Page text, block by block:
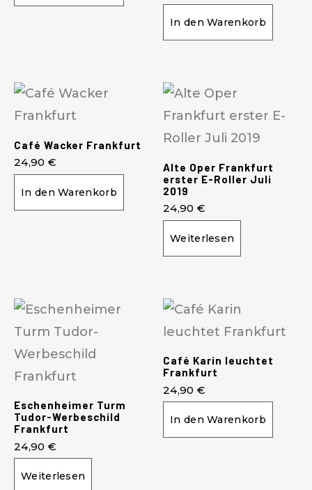
In den Warenkorb
Café Wacker Frankfurt
24,90 €
In den Warenkorb
Alte Oper Frankfurt
erster E-Roller Juli
2019
24,90 €
Weiterlesen
Eschenheimer Turm
Tudor-Werbeschild
Frankfurt
24,90 €
Weiterlesen
Café Karin leuchtet
Frankfurt
24,90 €
In den Warenkorb